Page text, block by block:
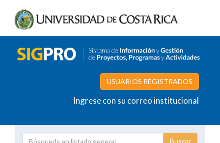
USUARIOS REGISTRADOS
Ingrese con su correo institucional